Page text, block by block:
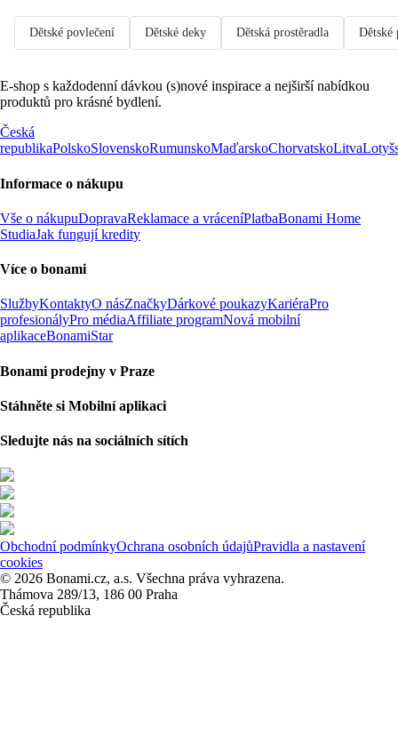
Dětské povlečení Dětské deky Dětská prostěradla Dětské
E-shop s každodenní dávkou (s)nové inspirace a nejširší nabídkou
produktů pro krásné bydlení.
Česká
republikaPolskoSlovenskoRumunskoMaďarskoChorvatskoLitva
Informace o nákupu
Vše o nákupuDopravaReklamace a vráceníPlatbaBonami Home
StudiaJak fungují kredity
Více o bonami
SlužbyKontaktyO násZnačkyDárkové poukazyKariéraPro
profesionályPro médiaAffiliate programNová mobilní
aplikaceBonamiStar
Bonami prodejny v Praze
Stáhněte si Mobilní aplikaci
Sledujte nás na sociálních sítích
Obchodní podmínkyOchrana osobních údajůPravidla a nastavení
cookies
© 2026 Bonami.cz, a.s. Všechna práva vyhrazena.
Thámova 289/13, 186 00 Praha
Česká republika